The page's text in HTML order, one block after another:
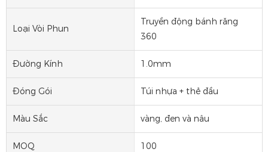
Loại Vòi Phun
Truyền động bánh răng
360
Đường Kính 1.0mm
Đóng Gói Túi nhựa + thẻ đầu
Màu Sắc vàng, đen và nâu
MOQ 100